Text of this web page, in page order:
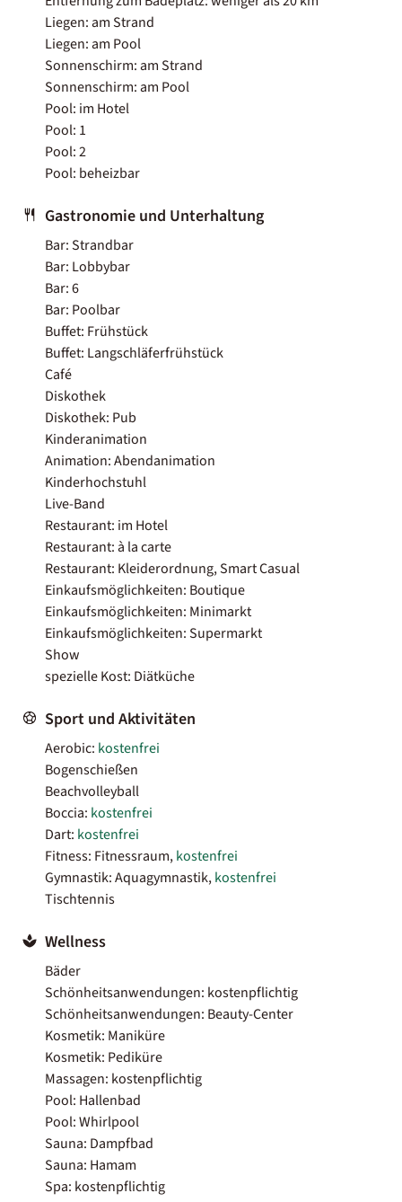
Liegen: am Strand
Liegen: am Pool
Sonnenschirm: am Strand
Sonnenschirm: am Pool
Pool: im Hotel
Pool: 1
Pool: 2
Pool: beheizbar
Gastronomie und Unterhaltung
Bar: Strandbar
Bar: Lobbybar
Bar: 6
Bar: Poolbar
Buffet: Frühstück
Buffet: Langschläferfrühstück
Café
Diskothek
Diskothek: Pub
Kinderanimation
Animation: Abendanimation
Kinderhochstuhl
Live-Band
Restaurant: im Hotel
Restaurant: à la carte
Restaurant: Kleiderordnung, Smart Casual
Einkaufsmöglichkeiten: Boutique
Einkaufsmöglichkeiten: Minimarkt
Einkaufsmöglichkeiten: Supermarkt
Show
spezielle Kost: Diätküche
Sport und Aktivitäten
Aerobic: kostenfrei
Bogenschießen
Beachvolleyball
Boccia: kostenfrei
Dart: kostenfrei
Fitness: Fitnessraum,kostenfrei
Gymnastik: Aquagymnastik,kostenfrei
Tischtennis
Wellness
Bäder
Schönheitsanwendungen: kostenpflichtig
Schönheitsanwendungen: Beauty-Center
Kosmetik: Maniküre
Kosmetik: Pediküre
Massagen: kostenpflichtig
Pool: Hallenbad
Pool: Whirlpool
Sauna: Dampfbad
Sauna: Hamam
Spa: kostenpflichtig